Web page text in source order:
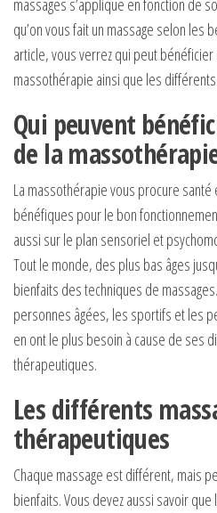
massages s’applique en fonction de
qu’on vous fait un massage selon les
article, vous verrez qui peut
massothérapie ainsi que les
Qui peuvent
de la
La massothérapie vous procure
bénéfiques pour le bon
aussi sur le plan sensoriel et
Tout le monde, des plus bas âges
bienfaits des techniques de
personnes âgées, les sportifs et les
en ont le plus besoin à cause de ses
thérapeutiques.
Les différents
thérapeutiques
Chaque massage est différent, mais
bienfaits. Vous devez aussi savoir